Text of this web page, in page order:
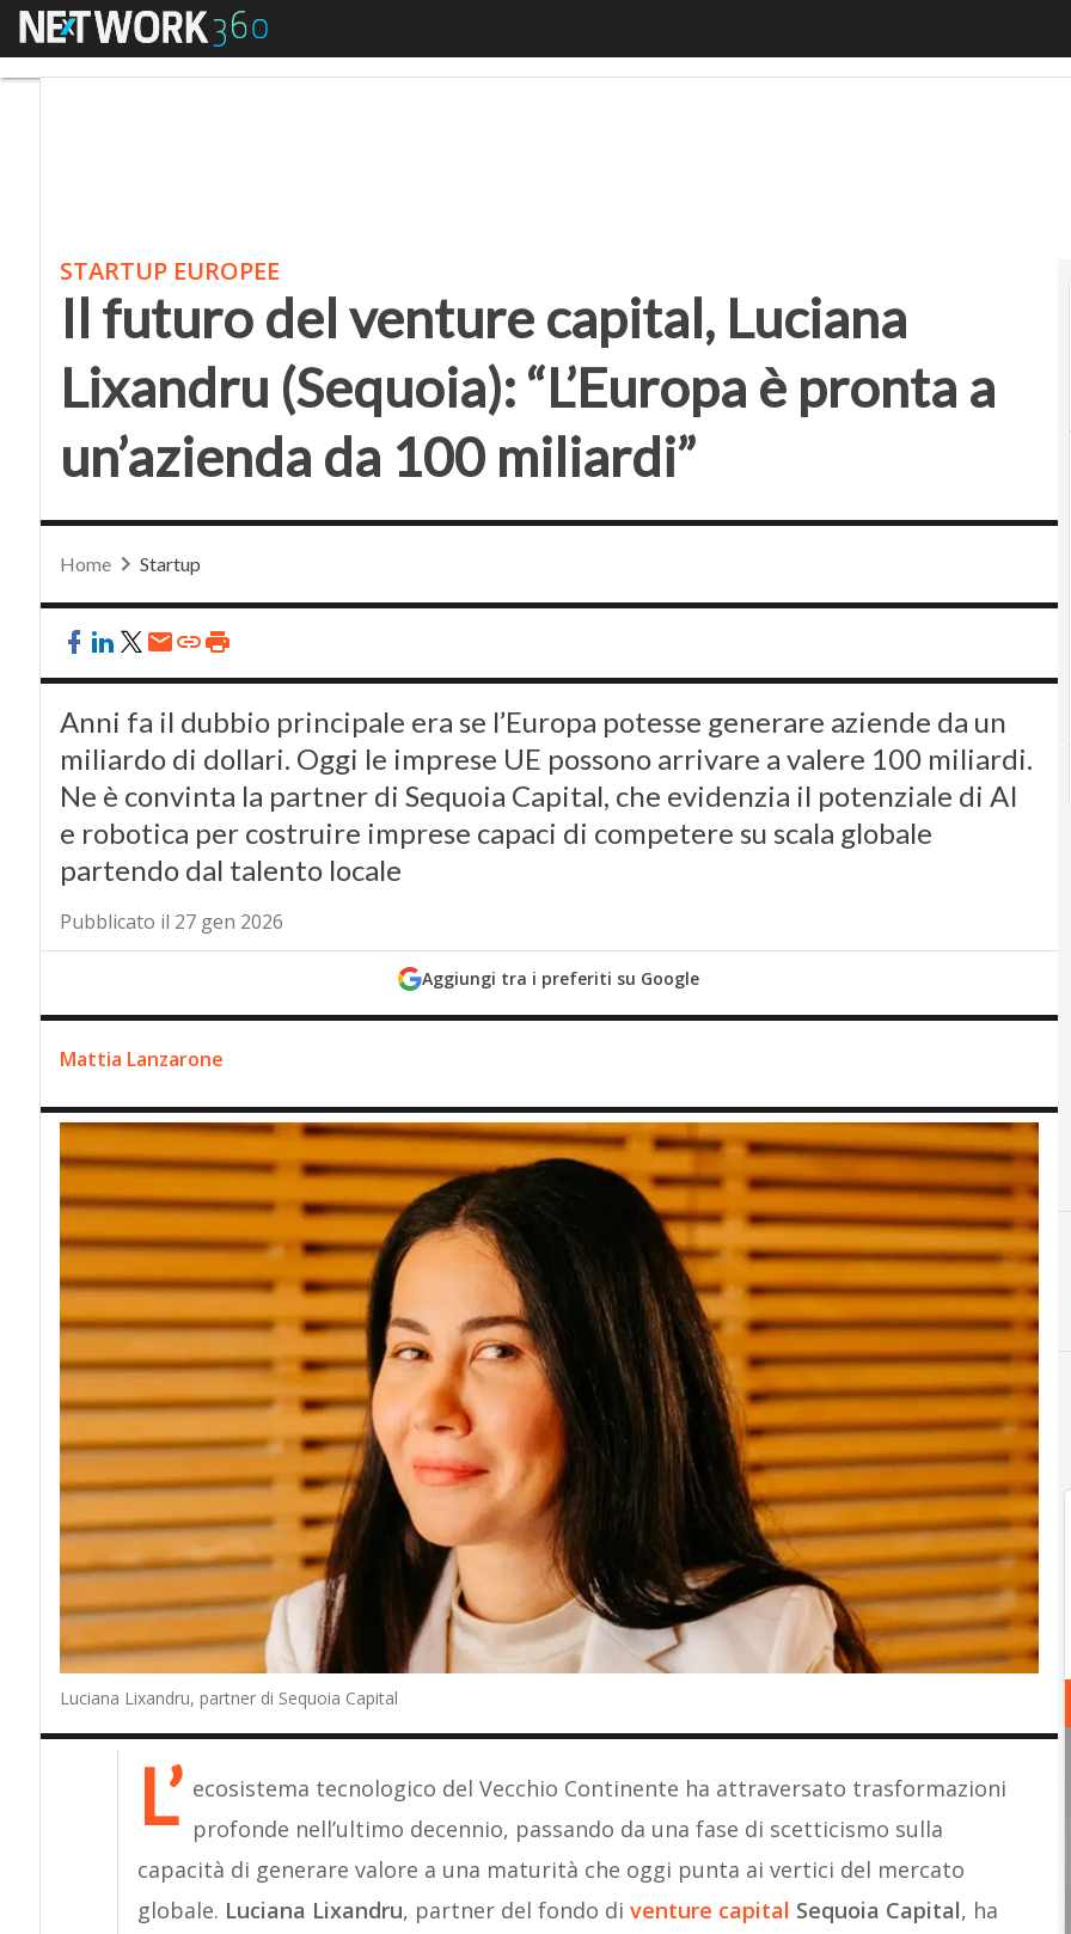
Menu Il futuro del venture capital, Luciana Lixandru (Sequoia): “L’Europa è pronta a
STARTUP EUROPEE
Il futuro del venture capital, Luciana
Lixandru (Sequoia): “L’Europa è pronta a
un’azienda da 100 miliardi”
Home Startup
Anni fa il dubbio principale era se l’Europa potesse generare aziende da un
miliardo di dollari. Oggi le imprese UE possono arrivare a valere 100 miliardi.
Ne è convinta la partner di Sequoia Capital, che evidenzia il potenziale di AI
e robotica per costruire imprese capaci di competere su scala globale
partendo dal talento locale
Pubblicato il 27 gen 2026
Aggiungi tra i preferiti su Google
Mattia Lanzarone
Luciana Lixandru, partner di Sequoia Capital
L’ ecosistema tecnologico del Vecchio Continente ha attraversato trasformazioni
profonde nell’ultimo decennio, passando da una fase di scetticismo sulla
capacità di generare valore a una maturità che oggi punta ai vertici del mercato
globale. Luciana Lixandru, partner del fondo di venture capital Sequoia Capital, ha